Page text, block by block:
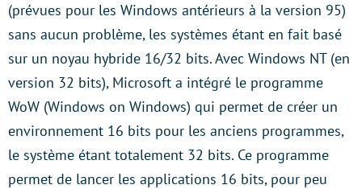
(prévues pour les Windows antérieurs à la version 95)
sans aucun problème, les systèmes étant en fait basé
sur un noyau hybride 16/32 bits. Avec Windows NT (en
version 32 bits), Microsoft a intégré le programme
WoW (Windows on Windows) qui permet de créer un
environnement 16 bits pour les anciens programmes,
le système étant totalement 32 bits. Ce programme
permet de lancer les applications 16 bits, pour peu